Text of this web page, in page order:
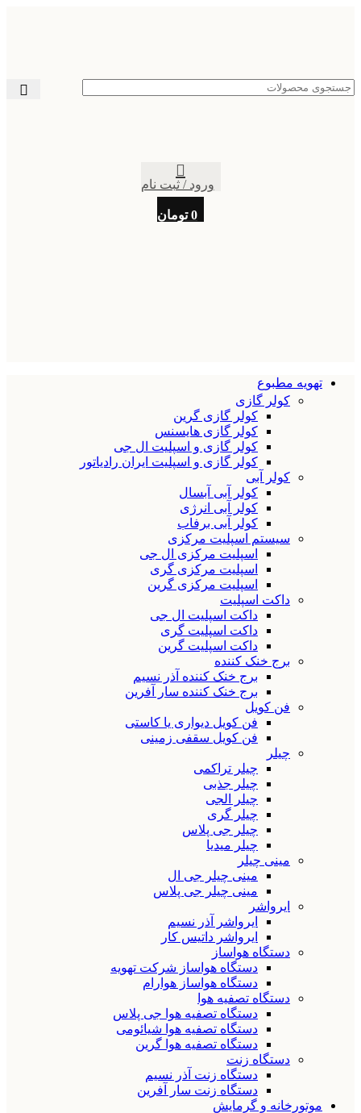
ورود / ثبت نام
0 تومان
تهویه مطبوع
کولر گازی
کولر گازی گرین
کولر گازی هایسنس
کولر گازی و اسپلیت ال جی
کولر گازی و اسپلیت ایران رادیاتور
کولر آبی
کولر آبی آبسال
کولر آبی انرژی
کولر آبی برفاب
سیستم اسپلیت مرکزی
اسپلیت مرکزی ال جی
اسپلیت مرکزی گری
اسپلیت مرکزی گرین
داکت اسپلیت
داکت اسپلیت ال جی
داکت اسپلیت گری
داکت اسپلیت گرین
برج خنک کننده
برج خنک کننده آذر نسیم
برج خنک کننده سار آفرین
فن کویل
فن کویل دیواری یا کاستی
فن کویل سقفی زمینی
چیلر
چیلر تراکمی
چیلر جذبی
چیلر الجی
چیلر گری
چیلر جی پلاس
چیلر میدیا
مینی چیلر
مینی چیلر جی ال
مینی چیلر جی پلاس
ایرواشر
ایرواشر آذر نسیم
ایرواشر داتیس کار
دستگاه هواساز
دستگاه هواساز شرکت تهویه
دستگاه هواساز هوارام
دستگاه تصفیه هوا
دستگاه تصفیه هوا جی پلاس
دستگاه تصفیه هوا شیائومی
دستگاه تصفیه هوا گرین
دستگاه زنت
دستگاه زنت آذر نسیم
دستگاه زنت سار آفرین
موتورخانه و گرمایش